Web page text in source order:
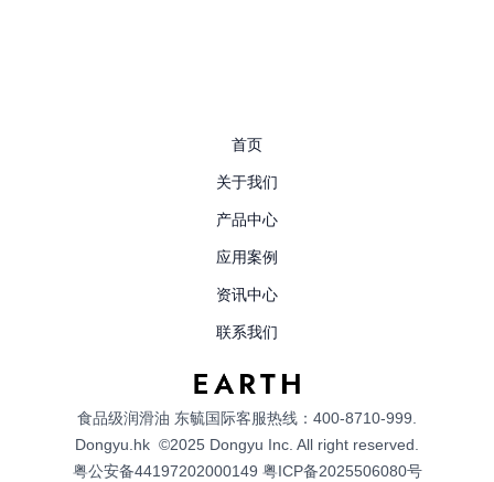
首页
关于我们
产品中心
应用案例
资讯中心
联系我们
食品级润滑油 东毓国际客服热线：400-8710-999.
Dongyu.hk ©2025 Dongyu Inc. All right reserved.
粤公安备44197202000149 粤ICP备2025506080号